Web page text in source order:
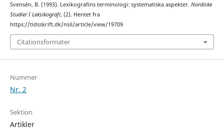
Svensén, B. (1993). Lexikografins terminologi: systematiska aspekter. Nordiske
Studier I Leksikografi, (2). Hentet fra
https://tidsskrift.dk/nsil/article/view/19709
Citationsformater
Nummer
Nr. 2
Sektion
Artikler